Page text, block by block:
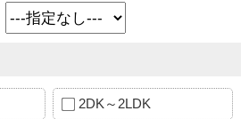
2DK～2LDK